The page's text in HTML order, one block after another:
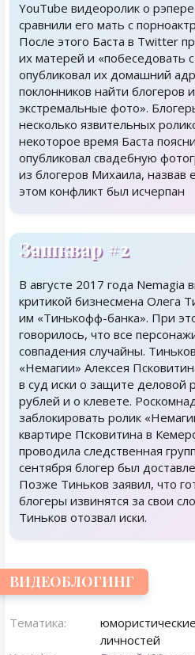
YouTube видеоролик о
сравнили его мать с
После этого Баста в Twitter
их матерей и «побеседовать
опубликовал их домашний
поклонников найти блогеров
экстремальные фото».
несколько язвительных
некоторое время Баста
опубликовал свадебную
из блогеров Михаила, назвав
этом конфликт был исчерпан
Зашквар #2
В августе 2017 года Nemagia
критикой бизнесмена Олега
им «Тинькофф-банка». При
говорилось, что все
совпадения случайны.
«Немагии» Алексея
в суд иски о защите деловой
рублей и о клевете.
заблокировать ролик
квартире Псковитина в
проводила следственная
сентября блогер был
Позже Тиньков заявил, что
блогеры извинятся за свои
Тиньков отозвал иски.
ВИДЕОБЛОГИНГ
Тематика:
личностей